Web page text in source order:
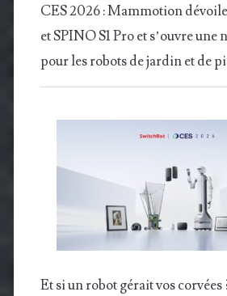
CES 2026 : Mammotion
et SPINO S1 Pro et s’ouvre une
pour les robots de jardin et de
Et si un robot gérait vos corvées